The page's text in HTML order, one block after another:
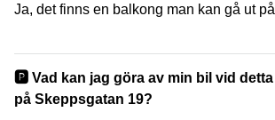
Ja, det finns en balkong man kan gå ut
🅿️ Vad kan jag göra av min bil vid
på Skeppsgatan 19?